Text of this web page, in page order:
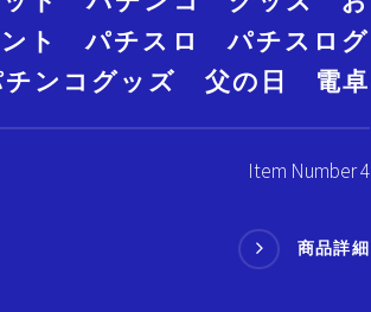
ト パチスロ パチスログ
ンコグッズ 父の日 電卓
Item Number 4
商品詳細